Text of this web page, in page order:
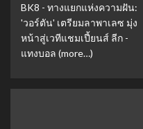
BK8 - ทางแยกแห่งความฝัน:
'วอร์ตัน' เตรียมลาพาเลซ มุ่ง
หน้าสู่เวทีแชมเปี้ยนส์ ลีก -
แทงบอล (more…)